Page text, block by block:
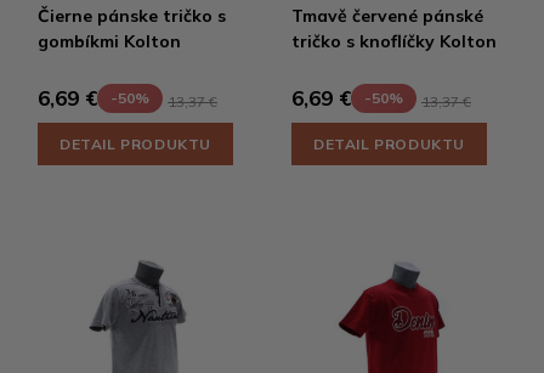
Čierne pánske tričko s
gombíkmi Kolton
6,69 € -50% 13,37 €
DETAIL PRODUKTU
Tmavě červené pánské
tričko s knoflíčky Kolton
6,69 € -50% 13,37 €
DETAIL PRODUKTU